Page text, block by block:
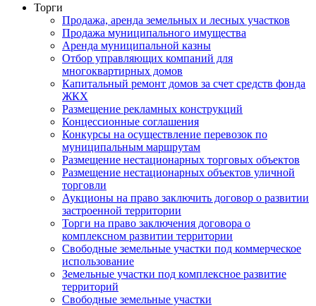
Торги
Продажа, аренда земельных и лесных участков
Продажа муниципального имущества
Аренда муниципальной казны
Отбор управляющих компаний для
многоквартирных домов
Капитальный ремонт домов за счет средств фонда
ЖКХ
Размещение рекламных конструкций
Концессионные соглашения
Конкурсы на осуществление перевозок по
муниципальным маршрутам
Размещение нестационарных торговых объектов
Размещение нестационарных объектов уличной
торговли
Аукционы на право заключить договор о развитии
застроенной территории
Торги на право заключения договора о
комплексном развитии территории
Свободные земельные участки под коммерческое
использование
Земельные участки под комплексное развитие
территорий
Свободные земельные участки